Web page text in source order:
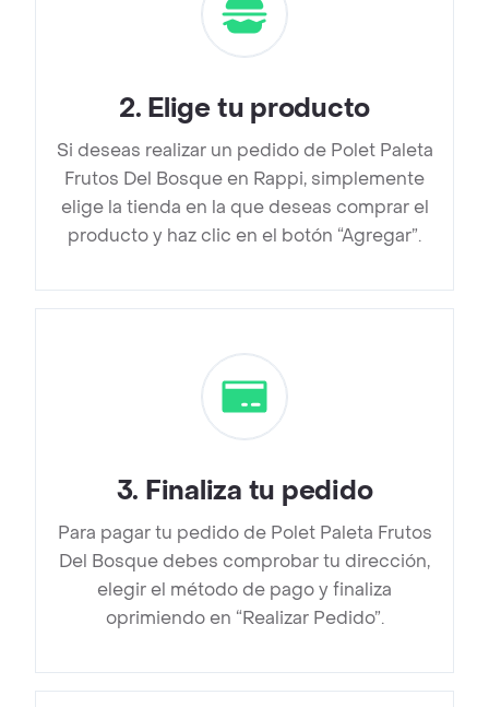
2. Elige tu producto
Si deseas realizar un pedido de Polet Paleta
Frutos Del Bosque en Rappi, simplemente
elige la tienda en la que deseas comprar el
producto y haz clic en el botón “Agregar”.
3. Finaliza tu pedido
Para pagar tu pedido de Polet Paleta Frutos
Del Bosque debes comprobar tu dirección,
elegir el método de pago y finaliza
oprimiendo en “Realizar Pedido”.